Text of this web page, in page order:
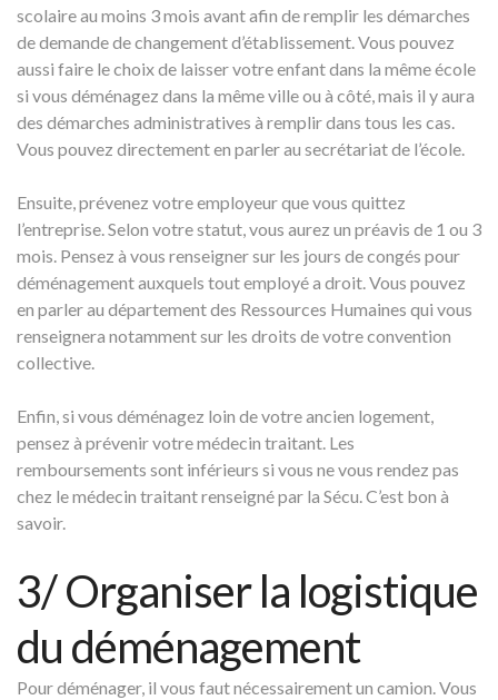
scolaire au moins 3 mois avant afin de remplir les démarches
de demande de changement d’établissement. Vous pouvez
aussi faire le choix de laisser votre enfant dans la même école
si vous déménagez dans la même ville ou à côté, mais il y aura
des démarches administratives à remplir dans tous les cas.
Vous pouvez directement en parler au secrétariat de l’école.
Ensuite, prévenez votre employeur que vous quittez
l’entreprise. Selon votre statut, vous aurez un préavis de 1 ou 3
mois. Pensez à vous renseigner sur les jours de congés pour
déménagement auxquels tout employé a droit. Vous pouvez
en parler au département des Ressources Humaines qui vous
renseignera notamment sur les droits de votre convention
collective.
Enfin, si vous déménagez loin de votre ancien logement,
pensez à prévenir votre médecin traitant. Les
remboursements sont inférieurs si vous ne vous rendez pas
chez le médecin traitant renseigné par la Sécu. C’est bon à
savoir.
3/ Organiser la logistique
du déménagement
Pour déménager, il vous faut nécessairement un camion. Vous